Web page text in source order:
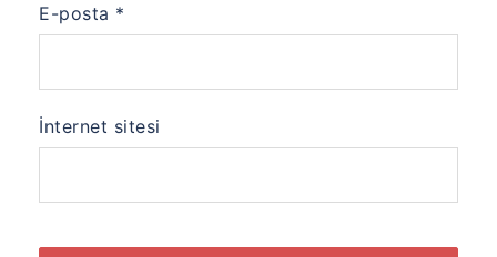
E-posta *
İnternet sitesi